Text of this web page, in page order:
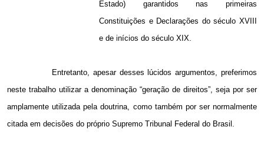
Estado) garantidos nas primeiras
Constituições e Declarações do século XVIII
e de inícios do século XIX.
Entretanto, apesar desses lúcidos argumentos, preferimos
neste trabalho utilizar a denominação “geração de direitos”, seja por ser
amplamente utilizada pela doutrina, como também por ser normalmente
citada em decisões do próprio Supremo Tribunal Federal do Brasil.